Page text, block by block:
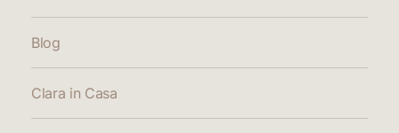
Blog
Clara in Casa